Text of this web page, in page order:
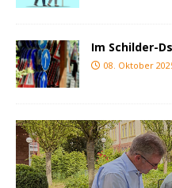
Im Schilder-
08. Oktober